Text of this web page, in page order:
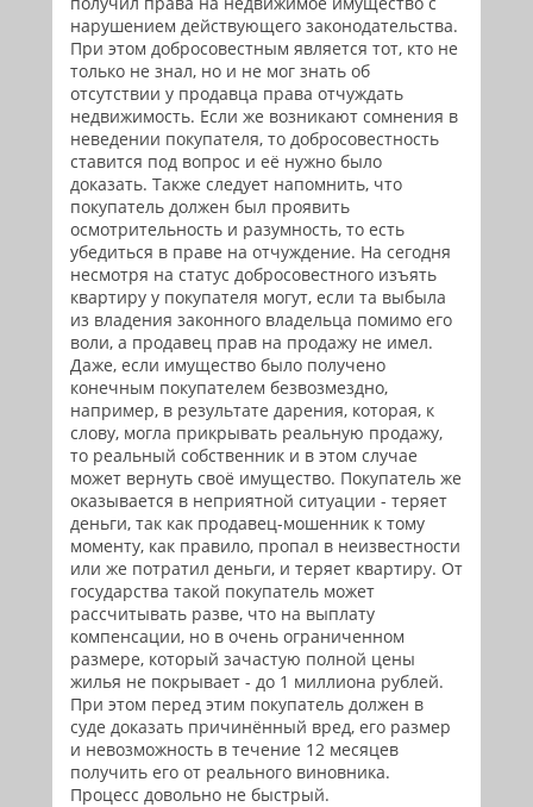
нарушением действующего законодательства.
При этом добросовестным является тот, кто не
только не знал, но и не мог знать об
отсутствии у продавца права отчуждать
недвижимость. Если же возникают сомнения в
неведении покупателя, то добросовестность
ставится под вопрос и её нужно было
доказать. Также следует напомнить, что
покупатель должен был проявить
осмотрительность и разумность, то есть
убедиться в праве на отчуждение. На сегодня
несмотря на статус добросовестного изъять
квартиру у покупателя могут, если та выбыла
из владения законного владельца помимо его
воли, а продавец прав на продажу не имел.
Даже, если имущество было получено
конечным покупателем безвозмездно,
например, в результате дарения, которая, к
слову, могла прикрывать реальную продажу,
то реальный собственник и в этом случае
может вернуть своё имущество. Покупатель же
оказывается в неприятной ситуации - теряет
деньги, так как продавец-мошенник к тому
моменту, как правило, пропал в неизвестности
или же потратил деньги, и теряет квартиру. От
государства такой покупатель может
рассчитывать разве, что на выплату
компенсации, но в очень ограниченном
размере, который зачастую полной цены
жилья не покрывает - до 1 миллиона рублей.
При этом перед этим покупатель должен в
суде доказать причинённый вред, его размер
и невозможность в течение 12 месяцев
получить его от реального виновника.
Процесс довольно не быстрый.